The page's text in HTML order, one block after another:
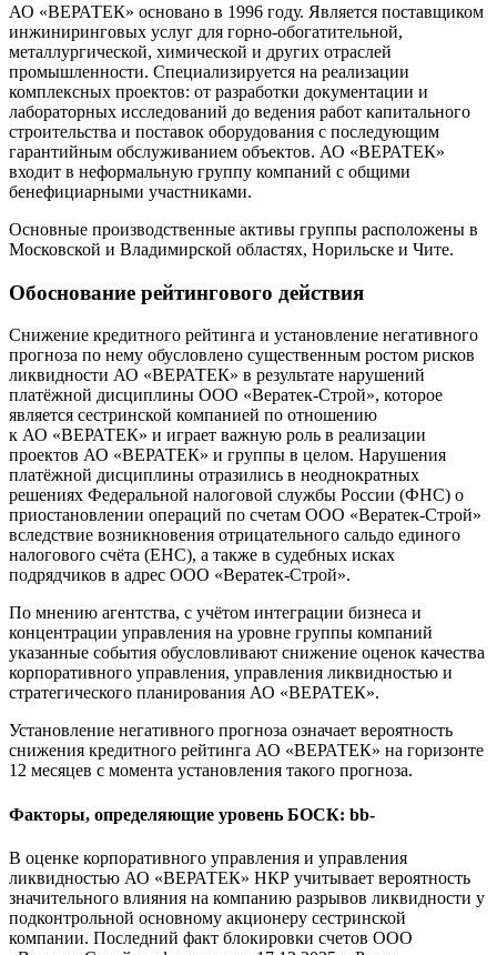
АО «ВЕРАТЕК» основано в 1996 году. Является поставщиком
инжиниринговых услуг для горно-обогатительной,
металлургической, химической и других отраслей
промышленности. Специализируется на реализации
комплексных проектов: от разработки документации и
лабораторных исследований до ведения работ капитального
строительства и поставок оборудования с последующим
гарантийным обслуживанием объектов. АО «ВЕРАТЕК»
входит в неформальную группу компаний с общими
бенефициарными участниками.
Основные производственные активы группы расположены в
Московской и Владимирской областях, Норильске и Чите.
Обоснование рейтингового действия
Снижение кредитного рейтинга и установление негативного
прогноза по нему обусловлено существенным ростом рисков
ликвидности АО «ВЕРАТЕК» в результате нарушений
платёжной дисциплины ООО «Вератек-Строй», которое
является сестринской компанией по отношению
к АО «ВЕРАТЕК» и играет важную роль в реализации
проектов АО «ВЕРАТЕК» и группы в целом. Нарушения
платёжной дисциплины отразились в неоднократных
решениях Федеральной налоговой службы России (ФНС) о
приостановлении операций по счетам ООО «Вератек-Строй»
вследствие возникновения отрицательного сальдо единого
налогового счёта (ЕНС), а также в судебных исках
подрядчиков в адрес ООО «Вератек-Строй».
По мнению агентства, с учётом интеграции бизнеса и
концентрации управления на уровне группы компаний
указанные события обусловливают снижение оценок качества
корпоративного управления, управления ликвидностью и
стратегического планирования АО «ВЕРАТЕК».
Установление негативного прогноза означает вероятность
снижения кредитного рейтинга АО «ВЕРАТЕК» на горизонте
12 месяцев с момента установления такого прогноза.
Факторы, определяющие уровень БОСК: bb-
В оценке корпоративного управления и управления
ликвидностью АО «ВЕРАТЕК» НКР учитывает вероятность
значительного влияния на компанию разрывов ликвидности у
подконтрольной основному акционеру сестринской
компании. Последний факт блокировки счетов ООО